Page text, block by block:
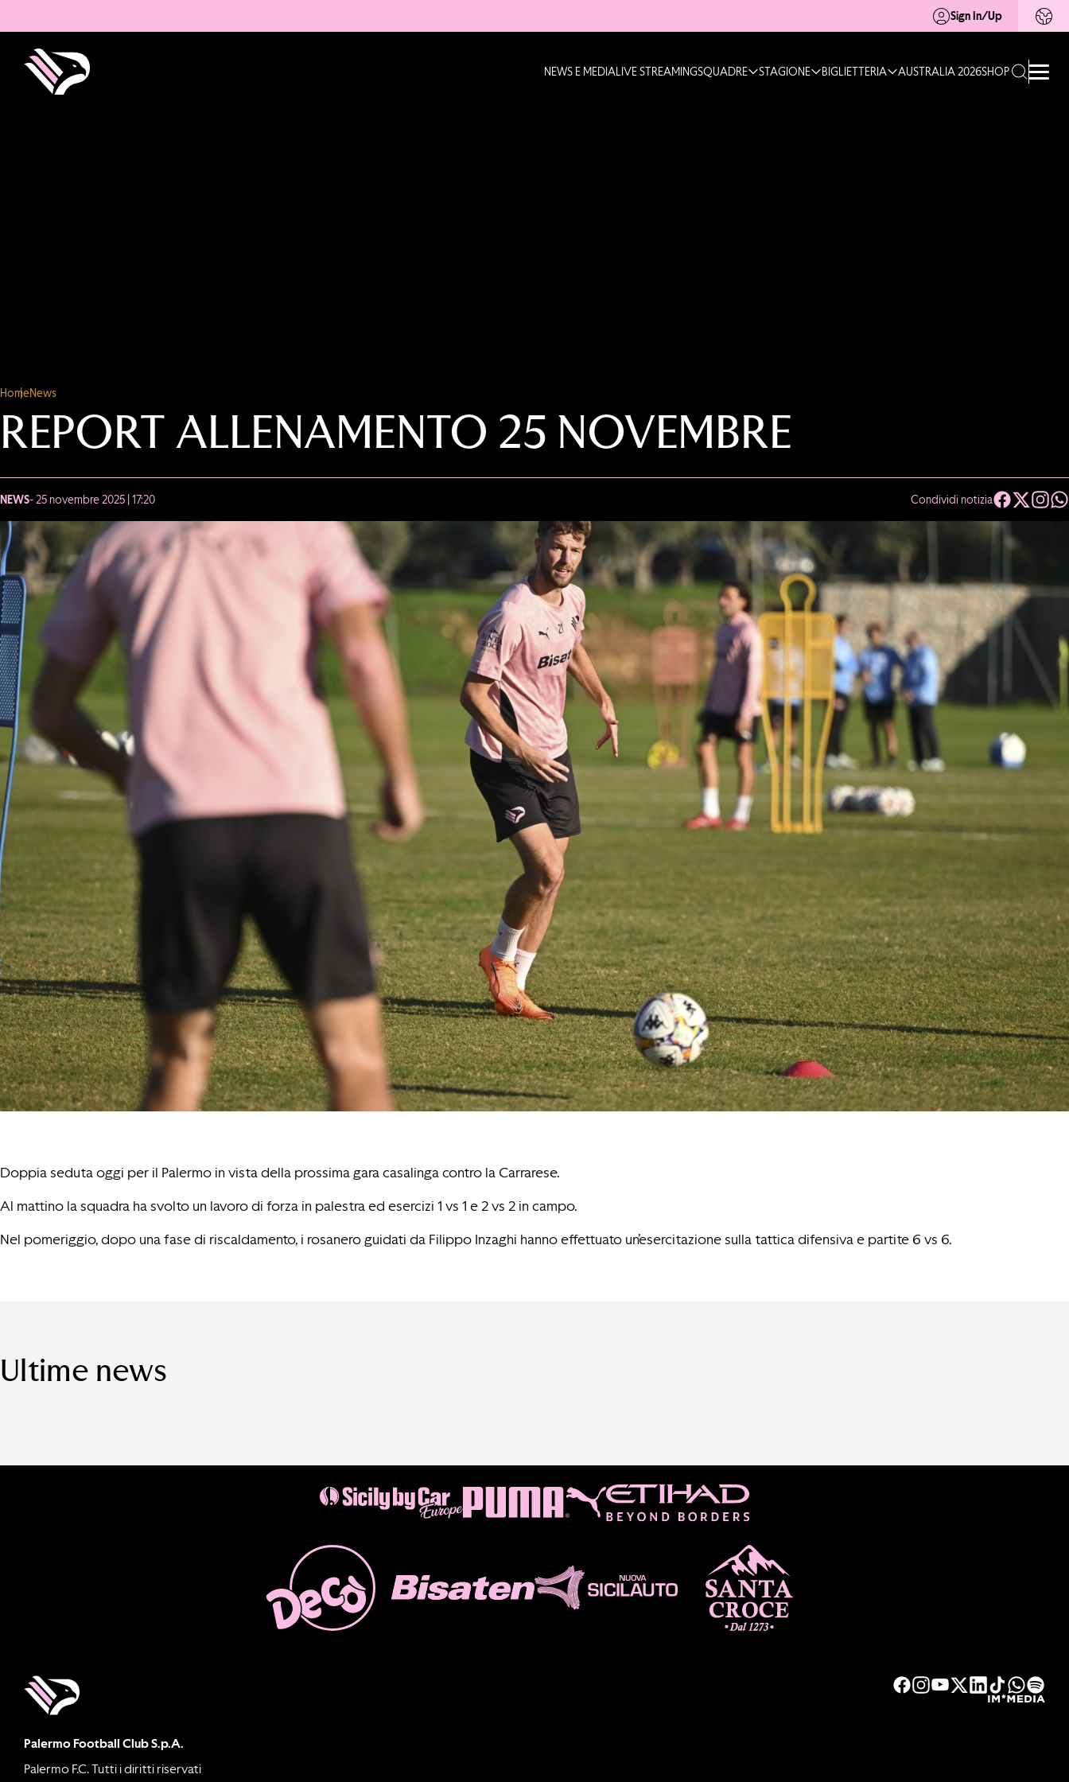
Sign In/Up
NEWS E MEDIALIVE STREAMINGSQUADRE STAGIONE BIGLIETTERIA AUSTRALIA 2026SHOP
HomeNews
REPORT ALLENAMENTO 25 NOVEMBRE
NEWS- 25 novembre 2025 | 17:20 Condividi notizia
Doppia seduta oggi per il Palermo in vista della prossima gara casalinga contro la Carrarese.
Al mattino la squadra ha svolto un lavoro di forza in palestra ed esercizi 1 vs 1 e 2 vs 2 in campo.
Nel pomeriggio, dopo una fase di riscaldamento, i rosanero guidati da Filippo Inzaghi hanno effettuato un’esercitazione sulla tattica difensiva e partite 6 vs 6.
Ultime news
Palermo Football Club S.p.A.
Palermo F.C. Tutti i diritti riservati